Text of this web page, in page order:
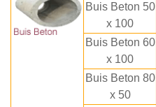
Buis Beton 50
x 100
Buis Beton 60
x 100
Buis Beton 80
x 50